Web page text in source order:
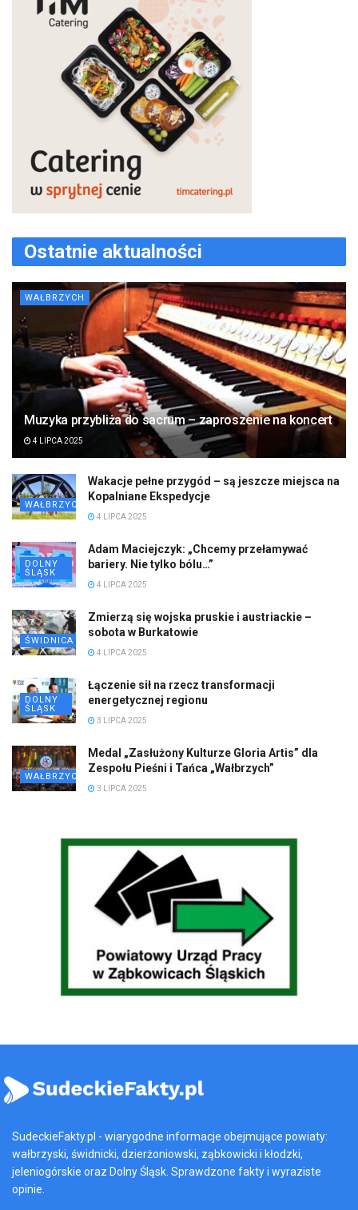
Ostatnie aktualności
WAŁBRZYCH
Muzyka przybliża do sacrum – zaproszenie na koncert
4 LIPCA 2025
WAŁBRZYCH
Wakacje pełne przygód – są jeszcze miejsca na
Kopalniane Ekspedycje
4 LIPCA 2025
DOLNY
ŚLĄSK
Adam Maciejczyk: „Chcemy przełamywać
bariery. Nie tylko bólu…”
4 LIPCA 2025
ŚWIDNICA
Zmierzą się wojska pruskie i austriackie –
sobota w Burkatowie
4 LIPCA 2025
DOLNY
ŚLĄSK
Łączenie sił na rzecz transformacji
energetycznej regionu
3 LIPCA 2025
WAŁBRZYCH
Medal „Zasłużony Kulturze Gloria Artis” dla
Zespołu Pieśni i Tańca „Wałbrzych”
3 LIPCA 2025
SudeckieFakty.pl - wiarygodne informacje obejmujące powiaty:
wałbrzyski, świdnicki, dzierżoniowski, ząbkowicki i kłodzki,
jeleniogórskie oraz Dolny Śląsk. Sprawdzone fakty i wyraziste
opinie.